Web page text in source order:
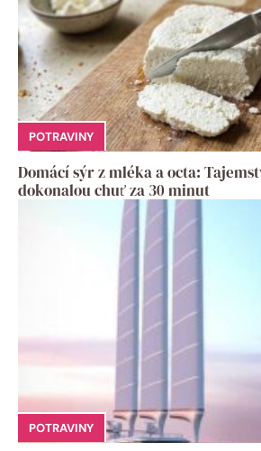
POTRAVINY
Domácí sýr z mléka a octa:
dokonalou chuť za 30 minut
POTRAVINY